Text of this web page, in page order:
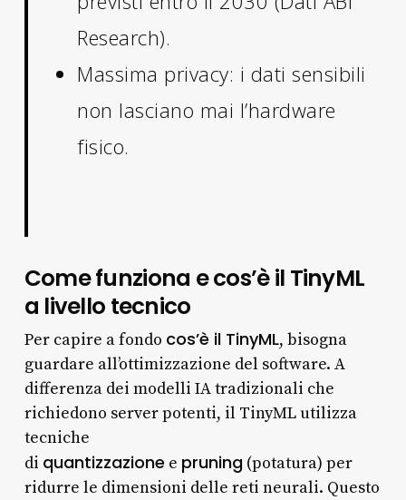
Research).
Massima privacy: i dati sensibili
non lasciano mai l’hardware
fisico.
Come funziona e cos’è il TinyML
a livello tecnico
Per capire a fondo cos’è il TinyML, bisogna
guardare all’ottimizzazione del software. A
differenza dei modelli IA tradizionali che
richiedono server potenti, il TinyML utilizza
tecniche
di quantizzazione e pruning(potatura) per
ridurre le dimensioni delle reti neurali. Questo